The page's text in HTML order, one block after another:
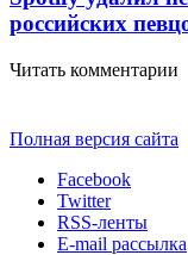
российских
Читать комментарии
Полная версия сайта
Facebook
Twitter
RSS-ленты
E-mail рассылка